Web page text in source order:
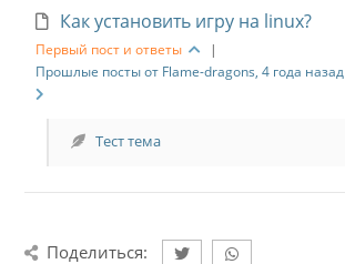
Как установить игру на linux?
Первый пост и ответы
|
Прошлые посты от Flame-dragons, 4 года назад
Тест тема
Поделиться: